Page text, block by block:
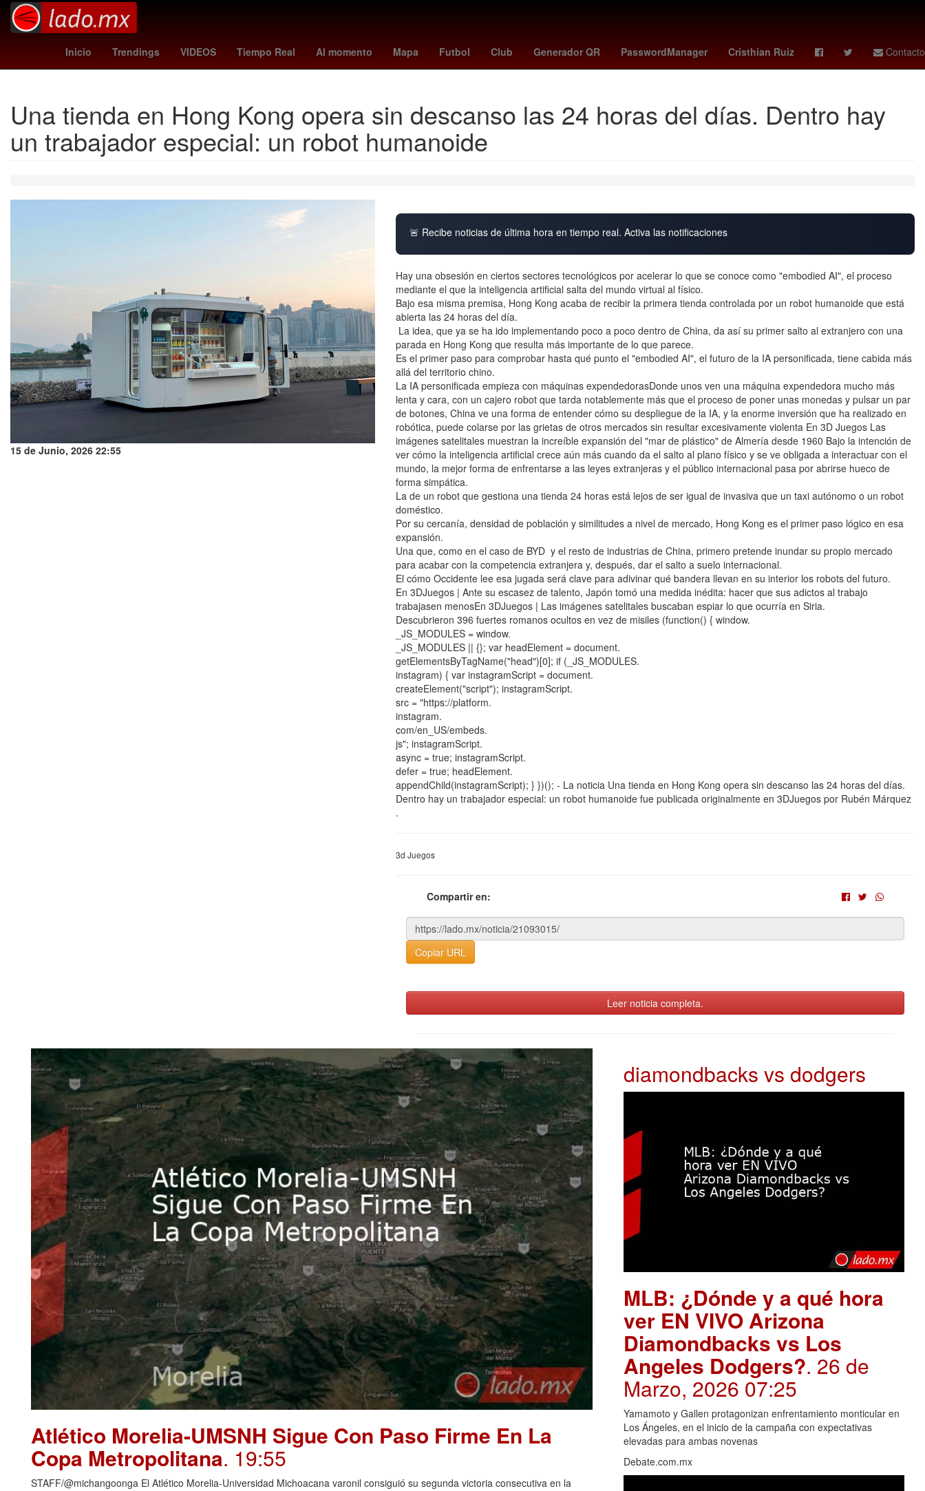
Inicio Trendings VIDEOS Tiempo Real Al momento Mapa Futbol Club Generador QR PasswordManager Cristhian Ruiz Contacto
Honduras Mundial de Clubes camberos alerta meteorológica tabla leagues cup sienna miller Agresión dias de descanso obligatorio 2026 claudia schiffer Puebla
Una tienda en Hong Kong opera sin descanso las 24 horas del días. Dentro hay
un trabajador especial: un robot humanoide
15 de Junio, 2026 22:55
🚨 Recibe noticias de última hora en tiempo real. Activa las notificaciones
Hay una obsesión en ciertos sectores tecnológicos por acelerar lo que se conoce como "embodied AI", el proceso
mediante el que la inteligencia artificial salta del mundo virtual al físico.
Bajo esa misma premisa, Hong Kong acaba de recibir la primera tienda controlada por un robot humanoide que está
abierta las 24 horas del día.
La idea, que ya se ha ido implementando poco a poco dentro de China, da así su primer salto al extranjero con una
parada en Hong Kong que resulta más importante de lo que parece.
Es el primer paso para comprobar hasta qué punto el "embodied AI", el futuro de la IA personificada, tiene cabida más
allá del territorio chino.
La IA personificada empieza con máquinas expendedorasDonde unos ven una máquina expendedora mucho más
lenta y cara, con un cajero robot que tarda notablemente más que el proceso de poner unas monedas y pulsar un par
de botones, China ve una forma de entender cómo su despliegue de la IA, y la enorme inversión que ha realizado en
robótica, puede colarse por las grietas de otros mercados sin resultar excesivamente violenta En 3D Juegos Las
imágenes satelitales muestran la increíble expansión del "mar de plástico" de Almería desde 1960 Bajo la intención de
ver cómo la inteligencia artificial crece aún más cuando da el salto al plano físico y se ve obligada a interactuar con el
mundo, la mejor forma de enfrentarse a las leyes extranjeras y el público internacional pasa por abrirse hueco de
forma simpática.
La de un robot que gestiona una tienda 24 horas está lejos de ser igual de invasiva que un taxi autónomo o un robot
doméstico.
Por su cercanía, densidad de población y similitudes a nivel de mercado, Hong Kong es el primer paso lógico en esa
expansión.
Una que, como en el caso de BYD y el resto de industrias de China, primero pretende inundar su propio mercado
para acabar con la competencia extranjera y, después, dar el salto a suelo internacional.
El cómo Occidente lee esa jugada será clave para adivinar qué bandera llevan en su interior los robots del futuro.
En 3DJuegos | Ante su escasez de talento, Japón tomó una medida inédita: hacer que sus adictos al trabajo
trabajasen menosEn 3DJuegos | Las imágenes satelitales buscaban espiar lo que ocurría en Siria.
Descubrieron 396 fuertes romanos ocultos en vez de misiles (function() { window.
_JS_MODULES = window.
_JS_MODULES || {}; var headElement = document.
getElementsByTagName("head")[0]; if (_JS_MODULES.
instagram) { var instagramScript = document.
createElement("script"); instagramScript.
src = "https://platform.
instagram.
com/en_US/embeds.
js"; instagramScript.
async = true; instagramScript.
defer = true; headElement.
appendChild(instagramScript); } })(); - La noticia Una tienda en Hong Kong opera sin descanso las 24 horas del días.
Dentro hay un trabajador especial: un robot humanoide fue publicada originalmente en 3DJuegos por Rubén Márquez
.
3d Juegos
Compartir en:
Copiar URL
Leer noticia completa.
Atlético Morelia-UMSNH Sigue Con Paso Firme En La
Copa Metropolitana. 19:55
STAFF/@michangoonga El Atlético Morelia-Universidad Michoacana varonil consiguió su segunda victoria consecutiva en la
diamondbacks vs dodgers
MLB: ¿Dónde y a qué hora
ver EN VIVO Arizona
Diamondbacks vs Los
Angeles Dodgers?. 26 de
Marzo, 2026 07:25
Yamamoto y Gallen protagonizan enfrentamiento monticular en
Los Ángeles, en el inicio de la campaña con expectativas
elevadas para ambas novenas
Debate.com.mx